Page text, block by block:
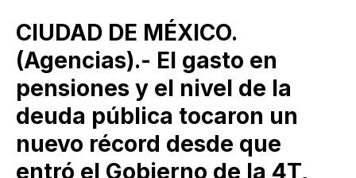
CIUDAD DE MÉXICO.
(Agencias).- El gasto en
pensiones y el nivel de la
deuda pública tocaron un
nuevo récord desde que
entró el Gobierno de la 4T,